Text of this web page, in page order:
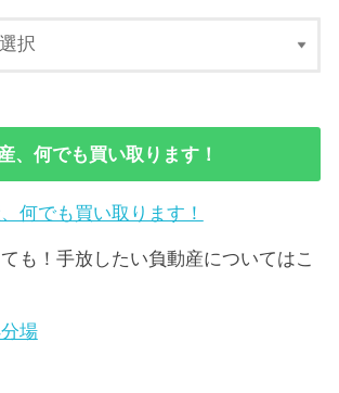
、何でも買い取ります！
何でも買い取ります！
も！手放したい負動産についてはこ
場